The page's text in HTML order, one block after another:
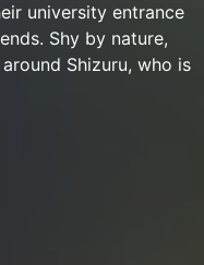
university entrance
Shy by nature,
Shizuru, who is